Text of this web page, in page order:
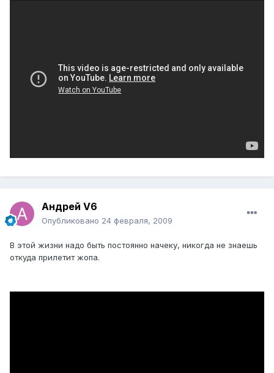
Андрей V6
Опубликовано 24 февраля, 2009
В этой жизни надо быть постоянно начеку, никогда не знаешь
откуда прилетит жопа.